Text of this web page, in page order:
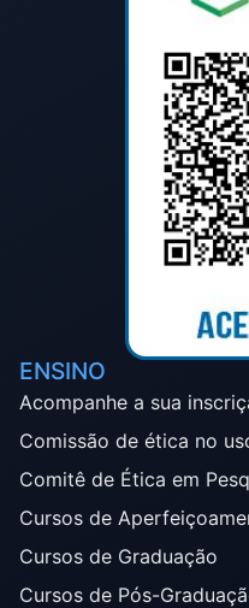
ENSINO
Acompanhe a sua
Comissão de ética no
Comitê de Ética em
Cursos de
Cursos de Graduação
Cursos de Pós-